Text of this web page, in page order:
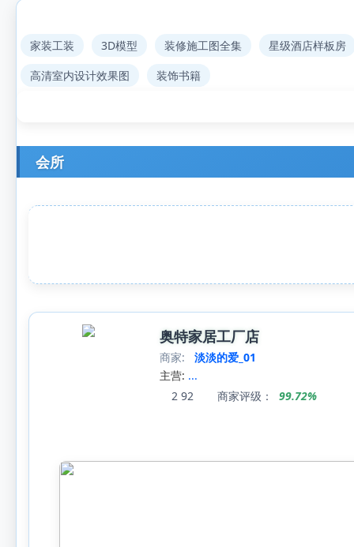
家装工装 3D模型 装修施工图全集
星级酒店样板房
高清室内设计效果图
装饰书籍
会所
奥特家居工厂店
商家:
淡淡的爱_01
主营: ...
2 92 商家评级： 99.72%